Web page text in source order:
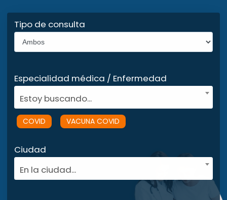
Tipo de consulta
Especialidad médica / Enfermedad
Estoy buscando...
COVID VACUNA COVID
Ciudad
En la ciudad...